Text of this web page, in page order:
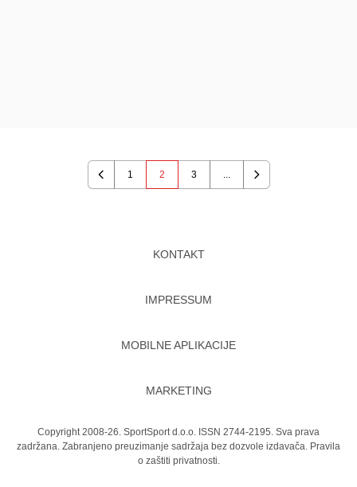
Previous
1 2 3 ...
Next
KONTAKT
IMPRESSUM
MOBILNE APLIKACIJE
MARKETING
Copyright 2008-26. SportSport d.o.o. ISSN 2744-2195. Sva prava
zadržana. Zabranjeno preuzimanje sadržaja bez dozvole izdavača. Pravila
o zaštiti privatnosti.